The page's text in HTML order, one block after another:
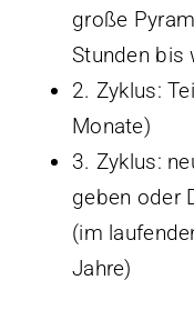
große
Stunden bis
2. Zyklus:
Monate)
3. Zyklus:
geben oder
(im
Jahre)